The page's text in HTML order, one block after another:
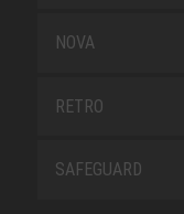
NOVA
RETRO
SAFEGUARD